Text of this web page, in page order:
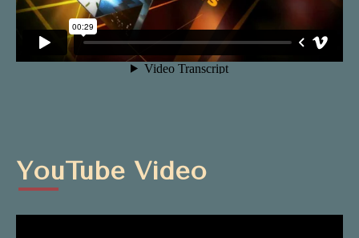
YouTube Video